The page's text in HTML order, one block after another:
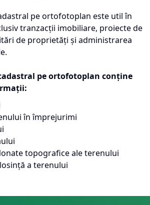
pe ortofotoplan este util în
tranzacții imobiliare, proiecte de
de proprietăți și administrarea
pe ortofotoplan conține
în împrejurimi
topografice ale terenului
a terenului